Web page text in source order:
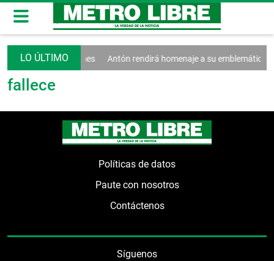
afectan a las MiPymes Antón rendirá homenaje a su emblemática
fallece
Políticas de datos
Paute con nosotros
Contáctenos
Síguenos